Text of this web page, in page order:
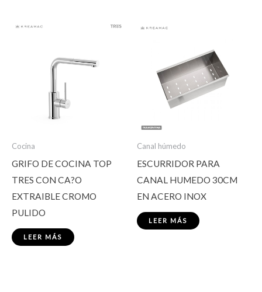
Cocina
GRIFO DE COCINA TOP
TRES CON CA?O
EXTRAIBLE CROMO
PULIDO
LEER MÁS
Canal húmedo
ESCURRIDOR PARA
CANAL HUMEDO 30CM
EN ACERO INOX
LEER MÁS